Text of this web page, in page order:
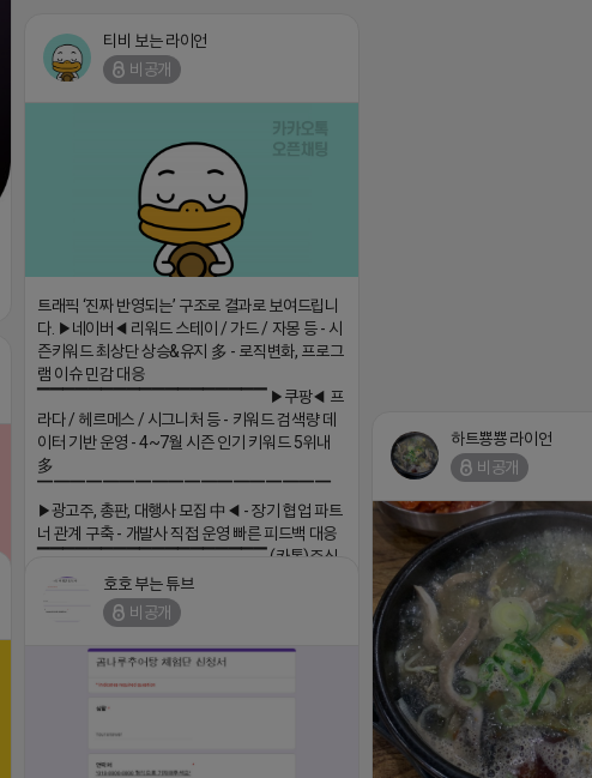
티비 보는 라이언
비공개
트래픽 ‘진짜 반영되는’ 구조로 결과로 보여드립니
다. ▶네이버◀ 리워드 스테이 / 가드 / 자몽 등 - 시
즌키워드 최상단 상승&유지 多 - 로직변화, 프로그
램 이슈 민감 대응
▔▔▔▔▔▔▔▔▔▔▔▔▔▔▔▔▔▔ ▶쿠팡◀ 프
라다 / 헤르메스 / 시그니처 등 - 키워드 검색량 데
이터 기반 운영 - 4~7월 시즌 인기 키워드 5위내
多
▔▔▔▔▔▔▔▔▔▔▔▔▔▔▔▔▔▔
▶광고주, 총판, 대행사 모집 中◀ - 장기 협업 파트
너 관계 구축 - 개발사 직접 운영 빠른 피드백 대응
▔▔▔▔▔▔▔▔▔▔▔▔▔▔▔▔▔▔ (카톡)주식
회사 더 풀림 https://더풀림상담.enn.kr https://
더풀림상담.enn.kr
하트뿅뿅 라이언
비공개
호호 부는 튜브
비공개